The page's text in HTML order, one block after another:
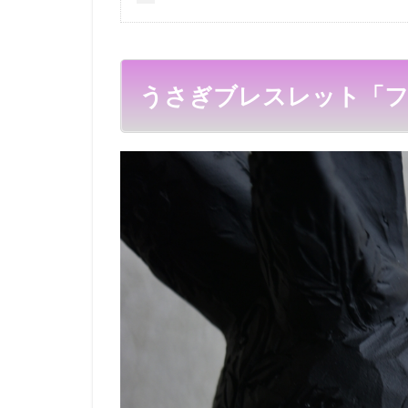
うさぎブレスレット「